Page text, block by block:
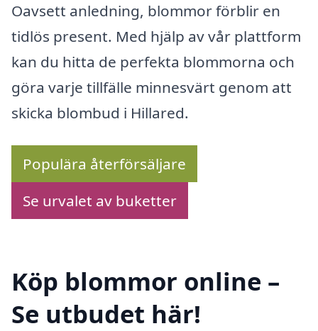
Oavsett anledning, blommor förblir en
tidlös present. Med hjälp av vår plattform
kan du hitta de perfekta blommorna och
göra varje tillfälle minnesvärt genom att
skicka blombud i Hillared.
Populära återförsäljare
Se urvalet av buketter
Köp blommor online –
Se utbudet här!